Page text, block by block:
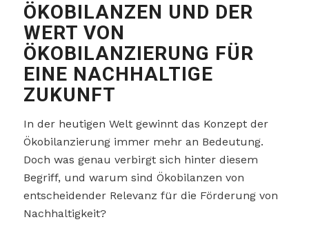
ÖKOBILANZEN UND DER
WERT VON
ÖKOBILANZIERUNG FÜR
EINE NACHHALTIGE
ZUKUNFT
In der heutigen Welt gewinnt das Konzept der
Ökobilanzierung immer mehr an Bedeutung.
Doch was genau verbirgt sich hinter diesem
Begriff, und warum sind Ökobilanzen von
entscheidender Relevanz für die Förderung von
Nachhaltigkeit?